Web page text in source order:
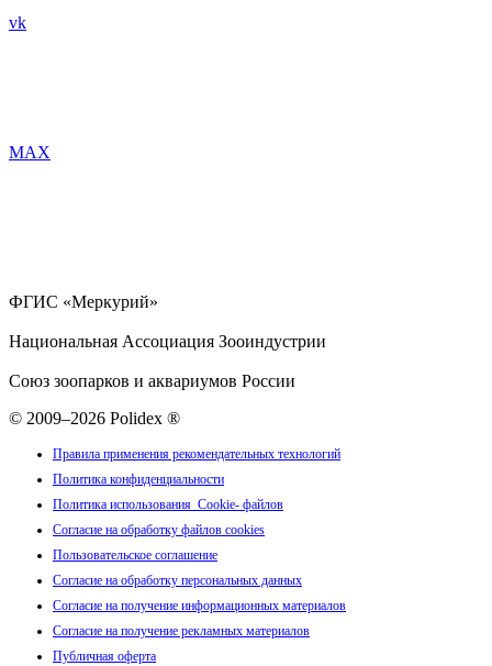
vk
MAX
ФГИС «Меркурий»
Национальная Ассоциация Зооиндустрии
Союз зоопарков и аквариумов России
© 2009–2026 Polidex ®
Правила применения рекомендательных технологий
Политика конфиденциальности
Политика использования Cookie- файлов
Согласие на обработку файлов cookies
Пользовательское соглашение
Согласие на обработку персональных данных
Согласие на получение информационных материалов
Согласие на получение рекламных материалов
Публичная оферта